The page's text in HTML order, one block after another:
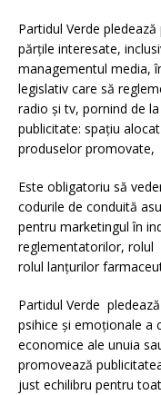
Partidul Verde
părțile interesate,
managementul media,
legislativ care să
radio și tv, pornind de
publicitate: spațiu
produselor promovate,
Este obligatoriu să
codurile de conduită
pentru marketingul în
reglementatorilor,
rolul lanțurilor
Partidul Verde
psihice și emoționale a
economice ale unuia
promovează
just echilibru pentru